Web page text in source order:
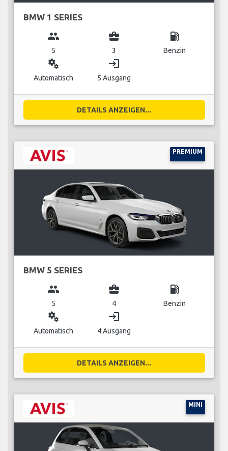
BMW 1 SERIES
group
5
business_center
3
local_gas_station
Benzin
miscellaneous_services
Automatisch
login
5 Ausgang
DETAILS ANZEIGEN...
PREMIUM
BMW 5 SERIES
group
5
business_center
4
local_gas_station
Benzin
miscellaneous_services
Automatisch
login
4 Ausgang
DETAILS ANZEIGEN...
MINI